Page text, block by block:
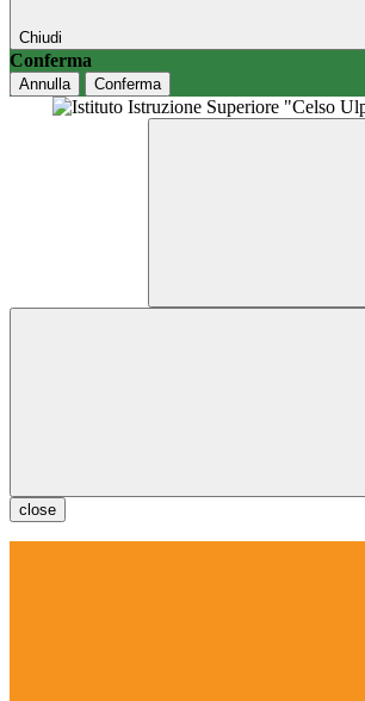
Chiudi
Conferma
Annulla Conferma
close